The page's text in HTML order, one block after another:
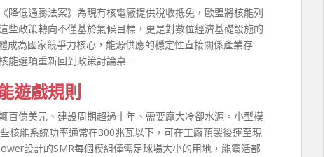
降低通膨法案》為現有核電廠提供稅收抵免，歐盟將核能列
些政策轉向不僅基於氣候目標，更是對數位經濟基礎設施的
成為國家競爭力核心，能源供應的穩定性直接關係產業存
能選項重新回到政策討論桌。
遊戲規則
百億美元、建設周期超過十年、需要龐大冷卻水源。小型模
核能系統功率通常在300兆瓦以下，可在工廠預製後運至現
設計的SMR每個模組僅需足球場大小的用地，能靈活部